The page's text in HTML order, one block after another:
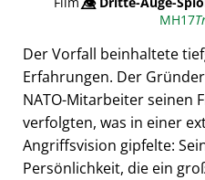
MH17
Der Vorfall beinhaltete
Erfahrungen. Der
NATO-Mitarbeiter seinen
verfolgten, was in einer
Angriffsvision gipfelte:
Persönlichkeit, die ein